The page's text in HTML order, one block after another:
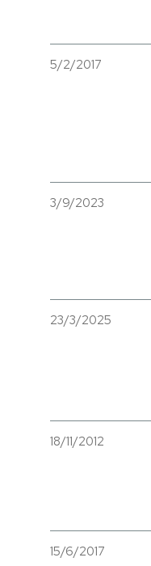
SHOP
Entra
5/2/2017
3/9/2023
23/3/2025
18/11/2012
15/6/2017